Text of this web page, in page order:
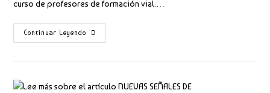
curso de profesores de formación vial.…
Continuar Leyendo
CORRECTOR
1ª